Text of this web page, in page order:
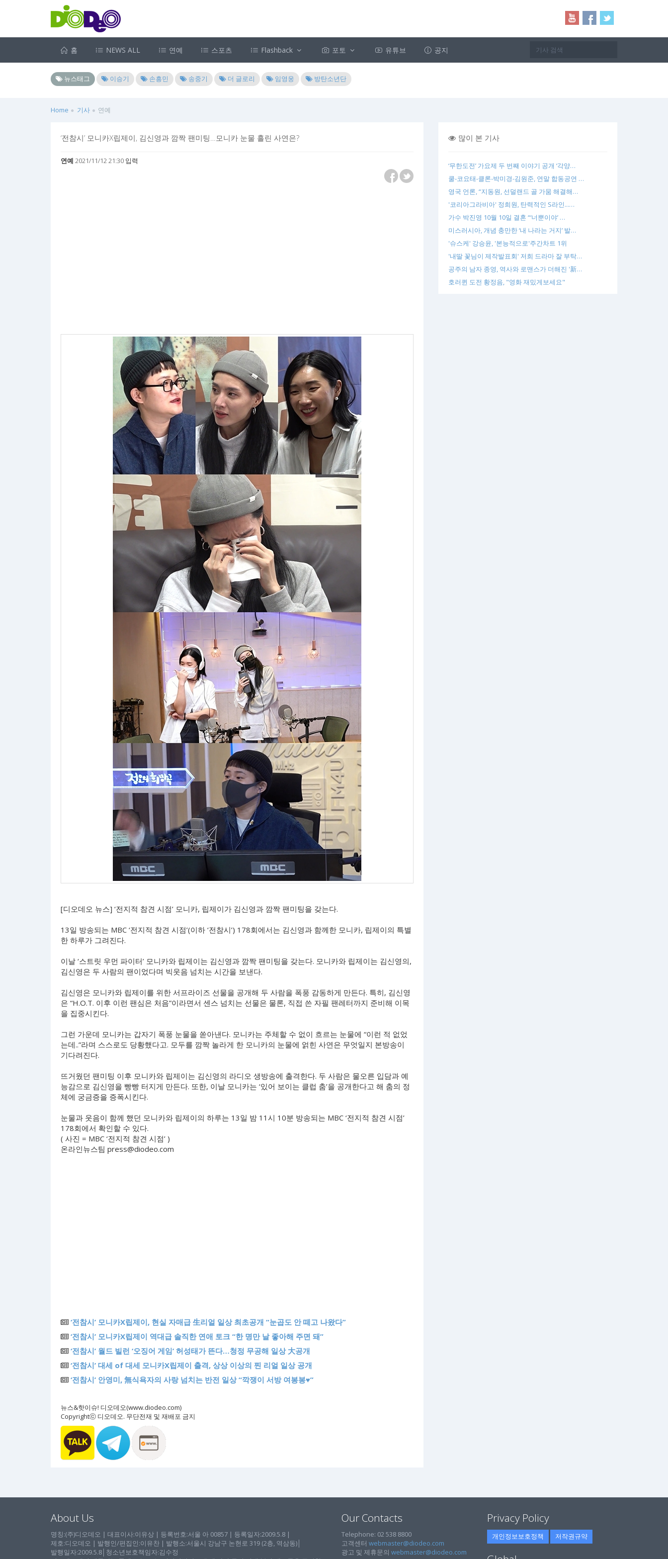
홈 NEWS ALL 연예 스포츠 Flashback 포토 유튜브 공지
뉴스태그 이승기 손흥민 송중기 더 글로리 임영웅 방탄소년단
Home 기사 연예
‘전참시’ 모니카X립제이, 김신영과 깜짝 팬미팅…모니카 눈물 흘린 사연은?
연예 2021/11/12 21:30 입력
[디오데오 뉴스] ‘전지적 참견 시점’ 모니카, 립제이가 김신영과 깜짝 팬미팅을 갖는다.
13일 방송되는 MBC ‘전지적 참견 시점’(이하 ‘전참시’) 178회에서는 김신영과 함께한 모니카, 립제이의 특별
한 하루가 그려진다.
이날 ‘스트릿 우먼 파이터’ 모니카와 립제이는 김신영과 깜짝 팬미팅을 갖는다. 모니카와 립제이는 김신영의,
김신영은 두 사람의 팬이었다며 빅웃음 넘치는 시간을 보낸다.
김신영은 모니카와 립제이를 위한 서프라이즈 선물을 공개해 두 사람을 폭풍 감동하게 만든다. 특히, 김신영
은 “H.O.T. 이후 이런 팬심은 처음”이라면서 센스 넘치는 선물은 물론, 직접 쓴 자필 팬레터까지 준비해 이목
을 집중시킨다.
그런 가운데 모니카는 갑자기 폭풍 눈물을 쏟아낸다. 모니카는 주체할 수 없이 흐르는 눈물에 “이런 적 없었
는데..”라며 스스로도 당황했다고. 모두를 깜짝 놀라게 한 모니카의 눈물에 얽힌 사연은 무엇일지 본방송이
기다려진다.
뜨거웠던 팬미팅 이후 모니카와 립제이는 김신영의 라디오 생방송에 출격한다. 두 사람은 물오른 입담과 예
능감으로 김신영을 빵빵 터지게 만든다. 또한, 이날 모니카는 ‘있어 보이는 클럽 춤’을 공개한다고 해 춤의 정
체에 궁금증을 증폭시킨다.
눈물과 웃음이 함께 했던 모니카와 립제이의 하루는 13일 밤 11시 10분 방송되는 MBC ‘전지적 참견 시점’
178회에서 확인할 수 있다.
( 사진 = MBC ‘전지적 참견 시점’ )
온라인뉴스팀 press@diodeo.com
‘전참시’ 모니카X립제이, 현실 자매급 生리얼 일상 최초공개 “눈곱도 안 떼고 나왔다”
‘전참시’ 모니카X립제이 역대급 솔직한 연애 토크 “한 명만 날 좋아해 주면 돼”
‘전참시’ 월드 빌런 ‘오징어 게임’ 허성태가 뜬다…청정 무공해 일상 大공개
‘전참시’ 대세 of 대세 모니카X립제이 출격, 상상 이상의 찐 리얼 일상 공개
‘전참시’ 안영미, 無식욕자의 사랑 넘치는 반전 일상 “깍쟁이 서방 여봉봉♥”
뉴스&핫이슈! 디오데오(www.diodeo.com)
Copyrightⓒ 디오데오. 무단전재 및 재배포 금지
많이 본 기사
‘무한도전’ 가요제 두 번째 이야기 공개 ‘각양…
쿨-코요태-클론-박미경-김원준, 연말 합동공연 …
영국 언론, “지동원, 선덜랜드 골 가뭄 해결해…
'코리아그라비아' 정희원, 탄력적인 S라인...…
가수 박진영 10월 10일 결혼 “‘너뿐이야’ …
미스러시아, 개념 충만한 ‘내 나라는 거지’ 발…
'슈스케' 강승윤, '본능적으로'주간차트 1위
'내딸 꽃님이 제작발표회' 저희 드라마 잘 부탁…
공주의 남자 종영, 역사와 로맨스가 더해진 '新…
호러퀸 도전 황정음, "영화 재밌게보세요"
About Us
명칭:(주)디오데오 | 대표이사:이유상 | 등록번호:서울 아 00857 | 등록일자:2009.5.8 |
제호:디오데오 | 발행인/편집인:이유찬 | 발행소:서울시 강남구 논현로 319 (2층, 역삼동)│
발행일자:2009.5.8│청소년보호책임자:김수정
Our Contacts
Telephone: 02 538 8800
고객센터 webmaster@diodeo.com
광고 및 제휴문의 webmaster@diodeo.com
Privacy Policy
개인정보보호정책 저작권규약